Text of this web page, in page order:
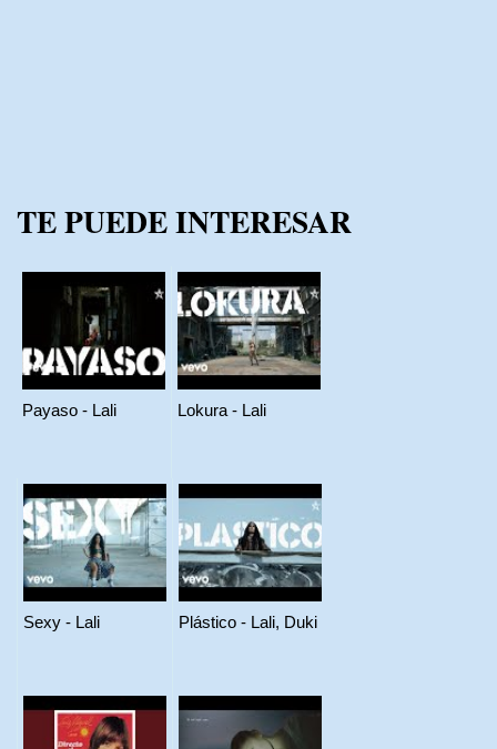
TE PUEDE INTERESAR
Payaso - Lali Lokura - Lali
Sexy - Lali Plástico - Lali, Duki